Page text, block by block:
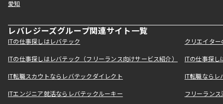
愛知
レバレジーズグループ関連サイト一覧
ITの仕事探しはレバテック クリエイタ
ITの仕事探しはレバテック（フリーランス向けサービス紹介） ITの仕事探
IT転職スカウトならレバテックダイレクト IT転職なら
ITエンジニア就活ならレバテックルーキー フリーラン